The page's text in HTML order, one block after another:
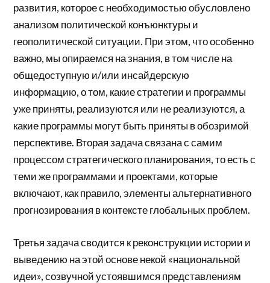
развития, которое с необходимостью обусловлено
анализом политической конъюнктуры и
геополитической ситуации. При этом, что особенно
важно, мы опираемся на знания, в том числе на
общедоступную и/или инсайдерскую
информацию, о том, какие стратегии и программы
уже приняты, реализуются или не реализуются, а
какие программы могут быть приняты в обозримой
перспективе. Вторая задача связана с самим
процессом стратегического планирования, то есть с
теми же программами и проектами, которые
включают, как правило, элементы альтернативного
прогнозирования в контексте глобальных проблем.
Третья задача сводится к реконструкции истории и
выведению на этой основе некой «национальной
идеи», созвучной устоявшимся представлениям